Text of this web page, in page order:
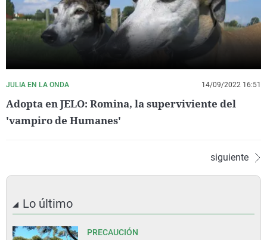
JULIA EN LA ONDA 14/09/2022 16:51
Adopta en JELO: Romina, la superviviente del
'vampiro de Humanes'
siguiente
Lo último
PRECAUCIÓN